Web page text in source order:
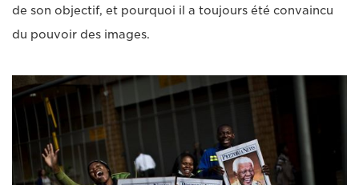
de son objectif, et pourquoi il a toujours été convaincu
du pouvoir des images.